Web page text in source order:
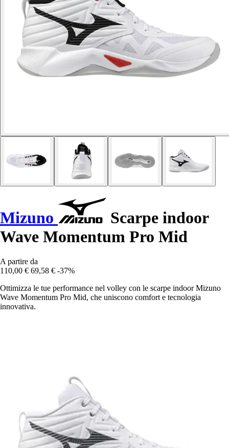
Mizuno
Scarpe indoor
Wave Momentum Pro Mid
A partire da
110,00 € 69,58 € -37%
Ottimizza le tue performance nel volley con le scarpe indoor Mizuno
Wave Momentum Pro Mid, che uniscono comfort e tecnologia
innovativa.